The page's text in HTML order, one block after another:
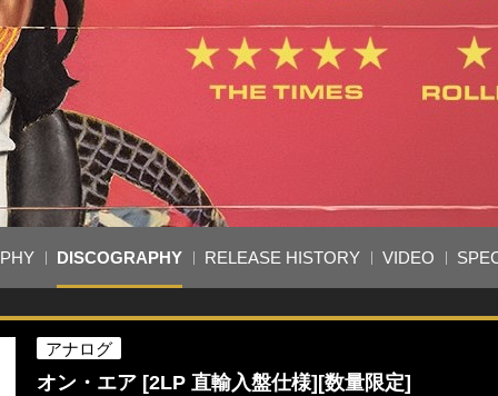
DISCOGRAPHY RELEASE HISTORY VIDEO
アナログ
オン・エア [2LP 直輸入盤仕様][数量限定]